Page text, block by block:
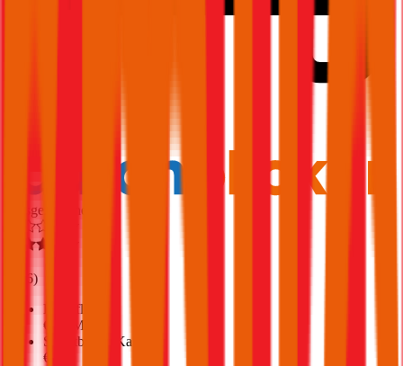
Ausgezeichnet
216)
Haftpflicht
€ 20 Mio.
Selbstbehalt Kasko
€ 390